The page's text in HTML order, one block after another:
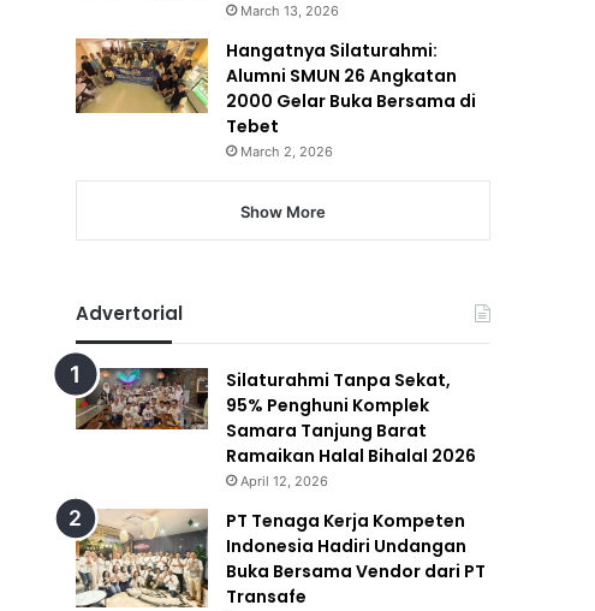
March 13, 2026
Hangatnya Silaturahmi:
Alumni SMUN 26 Angkatan
2000 Gelar Buka Bersama di
Tebet
March 2, 2026
Show More
Advertorial
Silaturahmi Tanpa Sekat,
95% Penghuni Komplek
Samara Tanjung Barat
Ramaikan Halal Bihalal 2026
April 12, 2026
PT Tenaga Kerja Kompeten
Indonesia Hadiri Undangan
Buka Bersama Vendor dari PT
Transafe